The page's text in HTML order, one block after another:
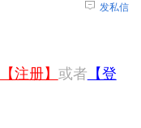
发私信
【注册】 或者 【登